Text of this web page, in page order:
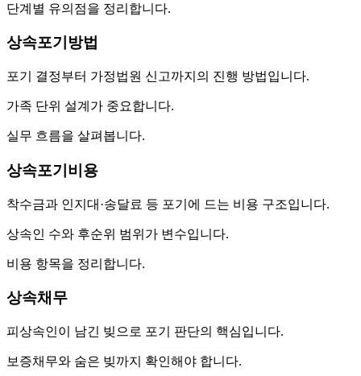
단계별 유의점을 정리합니다.
상속포기방법
포기 결정부터 가정법원 신고까지의 진행 방법입니다.
가족 단위 설계가 중요합니다.
실무 흐름을 살펴봅니다.
상속포기비용
착수금과 인지대·송달료 등 포기에 드는 비용 구조입니다.
상속인 수와 후순위 범위가 변수입니다.
비용 항목을 정리합니다.
상속채무
피상속인이 남긴 빚으로 포기 판단의 핵심입니다.
보증채무와 숨은 빚까지 확인해야 합니다.